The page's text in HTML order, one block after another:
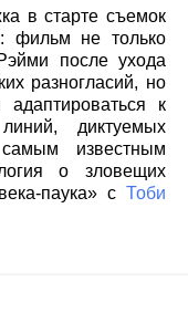
в старте съемок
фильм не только
после ухода
разногласий, но
к
диктуемых
известным
о зловещих
паука» с Тоби